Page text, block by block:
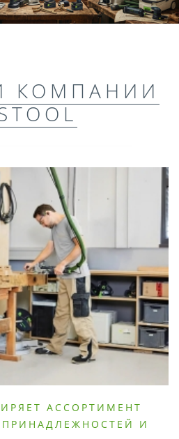
КОМПАНИИ
АССОРТИМЕНТ
И